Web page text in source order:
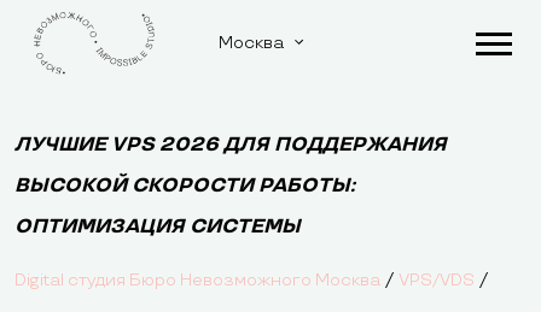
Москва
ЛУЧШИЕ VPS 2026 ДЛЯ ПОДДЕРЖАНИЯ
ВЫСОКОЙ СКОРОСТИ РАБОТЫ:
ОПТИМИЗАЦИЯ СИСТЕМЫ
Digital студия Бюро Невозможного Москва / VPS/VDS /